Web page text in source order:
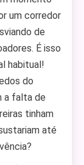
um corredor
de
É isso
habitual!
do
a falta de
tinham
até